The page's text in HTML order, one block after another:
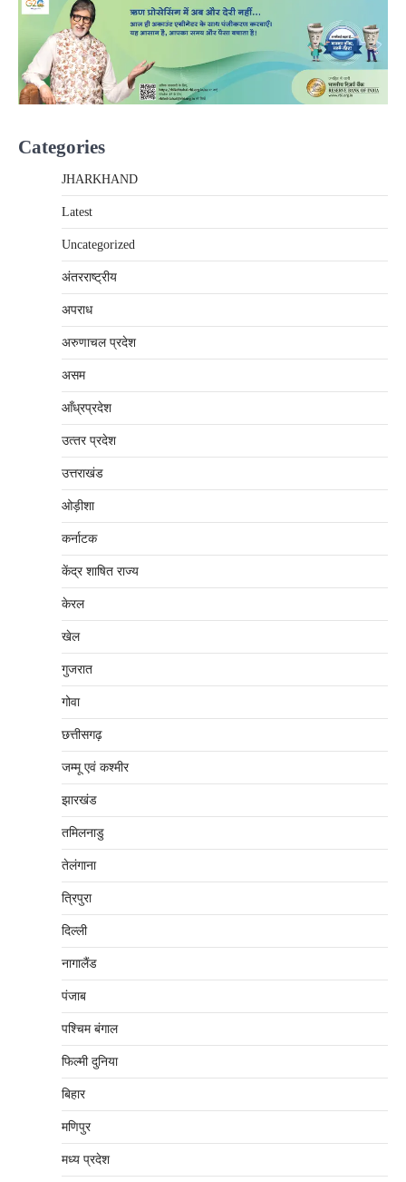
Categories
JHARKHAND
Latest
Uncategorized
अंतरराष्‍ट्रीय
अपराध
अरुणाचल प्रदेश
असम
आँध्रप्रदेश
उत्‍तर प्रदेश
उत्तराखंड
ओड़ीशा
कर्नाटक
केंद्र शाषित राज्य
केरल
खेल
गुजरात
गोवा
छत्तीसगढ़
जम्‍मू एवं कश्‍मीर
झारखंड
तमिलनाडु
तेलंगाना
त्रिपुरा
दिल्‍ली
नागालैंड
पंजाब
पश्चिम बंगाल
फिल्मी दुनिया
बिहार
मणिपुर
मध्‍य प्रदेश